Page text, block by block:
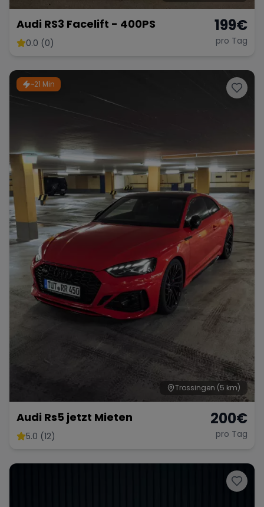
Bugatti Lotus Maserati
Range Rover
Audi RS3 Facelift - 400PS
0.0 (0)
199€
pro Tag
~21 Min
Trossingen (5 km)
Audi Rs5 jetzt Mieten
5.0 (12)
200€
pro Tag